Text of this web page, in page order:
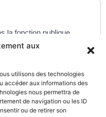
aux
utilisons des technologies
accéder aux informations des
nous permettra de
de navigation ou les ID
ou de retirer son
la fonction publique